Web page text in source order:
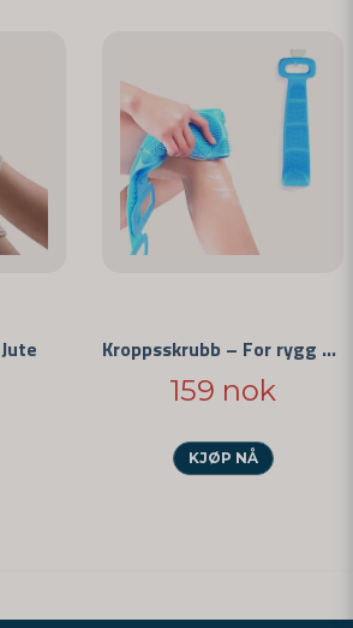
Kroppsskrubb – For rygg og ben
159 nok
KJØP NÅ